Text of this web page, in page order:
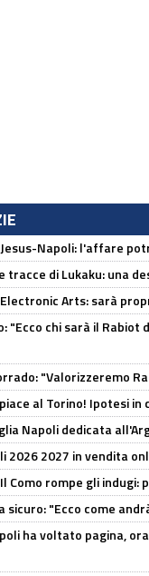
Napoli: l'affare
tracce di Lukaku: una
Arts: sarà
"Ecco chi sarà il
"Valorizzeremo
al Torino! Ipotesi
Napoli dedicata
2026 2027 in vendita
Como rompe gli
sicuro: "Ecco come
ha voltato pagina,